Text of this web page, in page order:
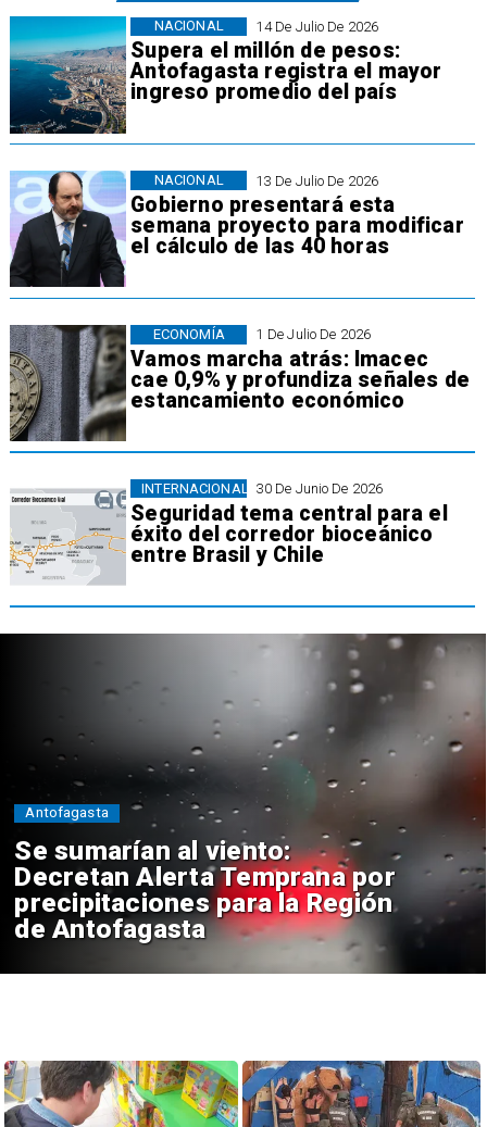
14 De Julio De 2026
Supera el millón de pesos:
Antofagasta registra el mayor
ingreso promedio del país
NACIONAL
13 De Julio De 2026
Gobierno presentará esta
semana proyecto para modificar
el cálculo de las 40 horas
NACIONAL
1 De Julio De 2026
Vamos marcha atrás: Imacec
cae 0,9% y profundiza señales de
estancamiento económico
ECONOMÍA
30 De Junio De 2026
Seguridad tema central para el
éxito del corredor bioceánico
entre Brasil y Chile
INTERNACIONAL
Se sumarían al viento:
Decretan Alerta Temprana por
precipitaciones para la Región
de Antofagasta
Antofagasta